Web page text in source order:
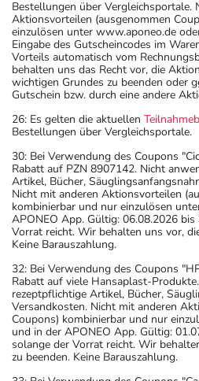
Bestellungen über Vergleichsportale.
Aktionsvorteilen (ausgenommen
einzulösen unter www.aponeo.de
Eingabe des Gutscheincodes im
Vorteils automatisch vom
behalten uns das Recht vor, die
wichtigen Grundes zu beenden oder
Gutschein bzw. durch eine andere
26: Es gelten die aktuellen
Bestellungen über Vergleichsportale.
30: Bei Verwendung des Coupons
Rabatt auf PZN 8907142. Nicht
Artikel, Bücher,
Nicht mit anderen Aktionsvorteilen
kombinierbar und nur einzulösen
APONEO App. Gültig: 06.08.2026
Vorrat reicht. Wir behalten uns vor,
Keine Barauszahlung.
32: Bei Verwendung des Coupons
Rabatt auf viele Hansaplast-
rezeptpflichtige Artikel, Bücher,
Versandkosten. Nicht mit anderen
Coupons) kombinierbar und nur
und in der APONEO App. Gültig:
solange der Vorrat reicht. Wir
zu beenden. Keine Barauszahlung.